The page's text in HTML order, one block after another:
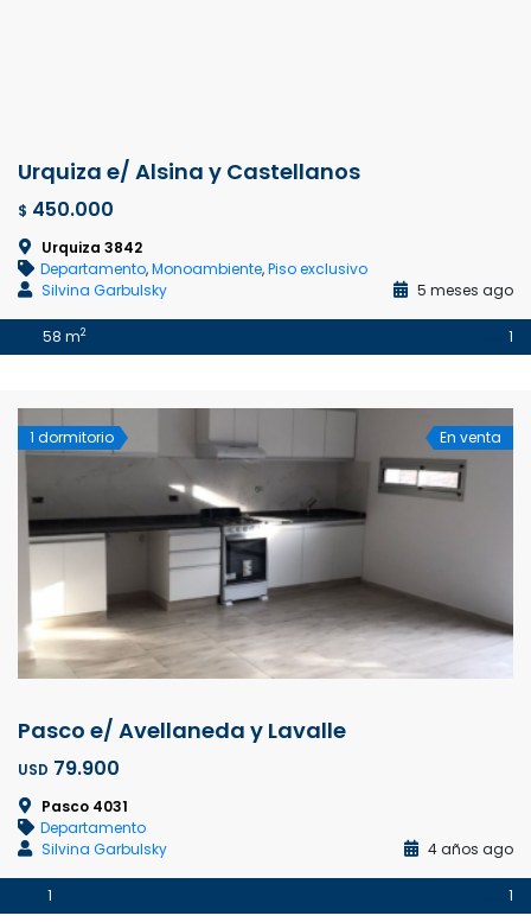
Urquiza e/ Alsina y Castellanos
$ 450.000
Urquiza 3842
Departamento,Monoambiente,Piso exclusivo
Silvina Garbulsky
5 meses ago
58 m2 1
1 dormitorio En venta
Pasco e/ Avellaneda y Lavalle
USD 79.900
Pasco 4031
Departamento
Silvina Garbulsky
4 años ago
1 1